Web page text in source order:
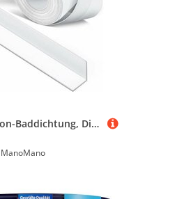
Weiße Silikon-Baddichtung, Dichtungsband für Küche oder Bad, selbstklebendes Anti-Schimmel- und Anti-Leck-Band, geeignet für viele Gelegenheiten
ManoMano